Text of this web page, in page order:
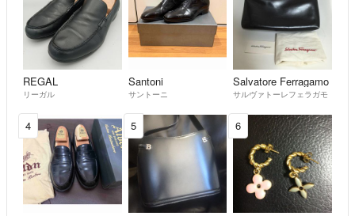
・記載してある内容へのクレームや評価下げをされる方がいらっしゃい
ますがご遠慮いた下さい。
・領収書の発行はいたしておりません。
・こちらからはご挨拶程度はさせていただきますがやり取りがめんどう
だな～と思う方はお取引に支障のない限りは返信しなくても大丈夫です
(^^)
それにより評価を下げる事はいたしません。
REGAL
リーガル
Santoni
サントーニ
Salvatore Ferragamo
サルヴァトーレフェラガモ
4 5 6